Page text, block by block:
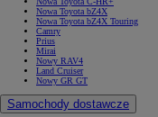
Nowa Toyota bZ4X
Nowa Toyota bZ4X Touring
Camry
Prius
Mirai
Nowy RAV4
Land Cruiser
Nowy GR GT
Samochody dostawcze